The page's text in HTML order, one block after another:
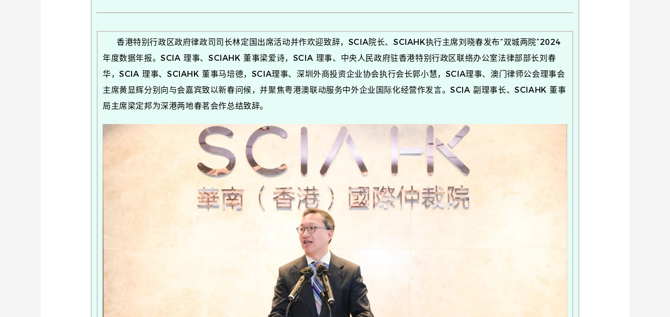
香港特别行政区政府律政司司长林定国出席活动并作欢迎致辞，SCIA院长、SCIAHK执行主席刘晓春发布“双城两院”2024
年度数据年报。SCIA 理事、SCIAHK 董事梁爱诗，SCIA 理事、中央人民政府驻香港特别行政区联络办公室法律部部长刘春
华，SCIA 理事、SCIAHK 董事马培德，SCIA理事、深圳外商投资企业协会执行会长郭小慧，SCIA理事、澳门律师公会理事会
主席黄显辉分别向与会嘉宾致以新春问候，并聚焦粤港澳联动服务中外企业国际化经营作发言。SCIA 副理事长、SCIAHK 董事
局主席梁定邦为深港两地春茗会作总结致辞。